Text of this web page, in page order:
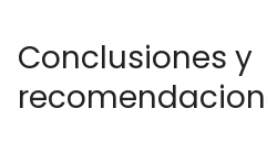
Conclusiones y